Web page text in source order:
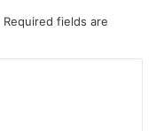
Required fields are